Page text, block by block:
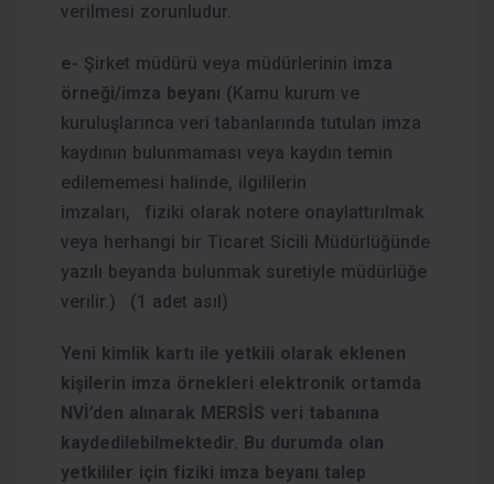
verilmesi zorunludur.
e- Şirket müdürü veya müdürlerinin imza
örneği/imza beyanı (Kamu kurum ve
kuruluşlarınca veri tabanlarında tutulan imza
kaydının bulunmaması veya kaydın temin
edilememesi halinde, ilgililerin
imzaları,
fiziki olarak notere onaylattırılmak
veya herhangi bir Ticaret Sicili Müdürlüğünde
yazılı beyanda bulunmak suretiyle müdürlüğe
verilir.)
(1 adet asıl)
Yeni kimlik kartı ile yetkili olarak eklenen
kişilerin imza örnekleri elektronik ortamda
NVİ’den alınarak MERSİS veri tabanına
kaydedilebilmektedir. Bu durumda olan
yetkililer için fiziki imza beyanı talep